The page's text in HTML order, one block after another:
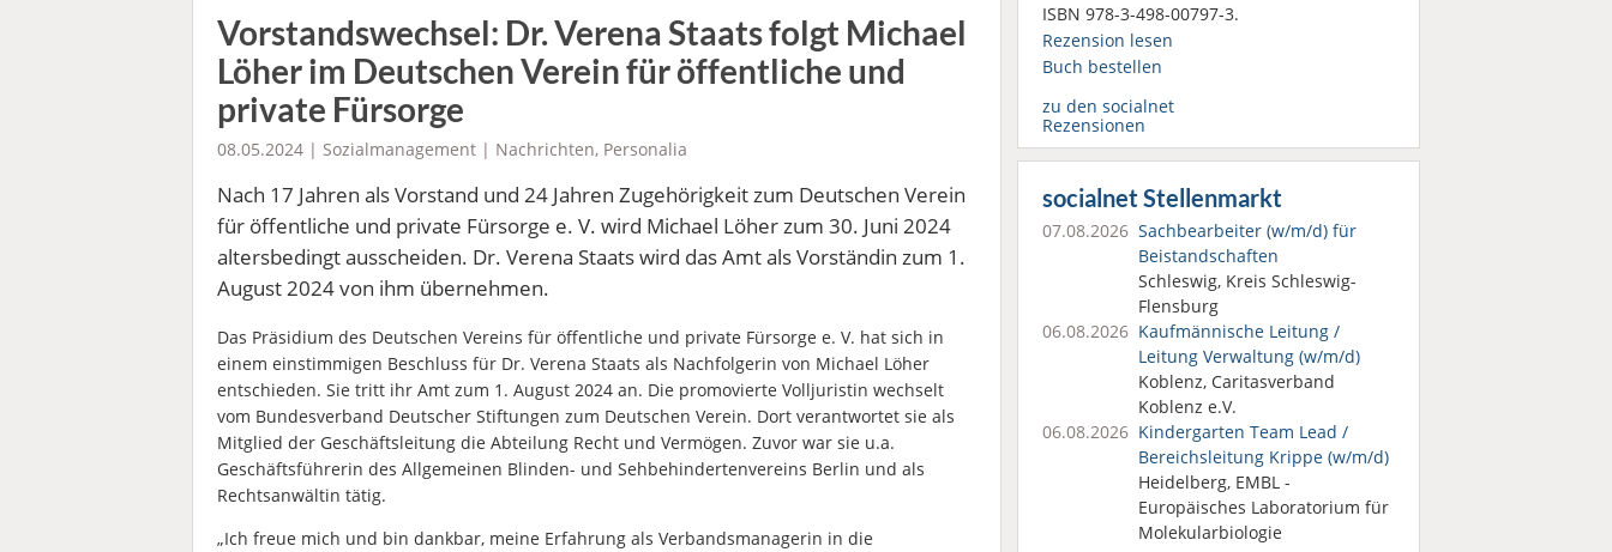
Vorstandswechsel: Dr. Verena Staats folgt Michael
Löher im Deutschen Verein für öffentliche und
private Fürsorge
08.05.2024 | Sozialmanagement | Nachrichten, Personalia
Nach 17 Jahren als Vorstand und 24 Jahren Zugehörigkeit zum Deutschen Verein
für öffentliche und private Fürsorge e. V. wird Michael Löher zum 30. Juni 2024
altersbedingt ausscheiden. Dr. Verena Staats wird das Amt als Vorständin zum 1.
August 2024 von ihm übernehmen.
Das Präsidium des Deutschen Vereins für öffentliche und private Fürsorge e. V. hat sich in
einem einstimmigen Beschluss für Dr. Verena Staats als Nachfolgerin von Michael Löher
entschieden. Sie tritt ihr Amt zum 1. August 2024 an. Die promovierte Volljuristin wechselt
vom Bundesverband Deutscher Stiftungen zum Deutschen Verein. Dort verantwortet sie als
Mitglied der Geschäftsleitung die Abteilung Recht und Vermögen. Zuvor war sie u.a.
Geschäftsführerin des Allgemeinen Blinden- und Sehbehindertenvereins Berlin und als
Rechtsanwältin tätig.
„Ich freue mich und bin dankbar, meine Erfahrung als Verbandsmanagerin in die
ISBN 978-3-498-00797-3.
Rezension lesen
Buch bestellen
zu den socialnet
Rezensionen
socialnet Stellenmarkt
07.08.2026 Sachbearbeiter (w/m/d) für
Beistandschaften
Schleswig, Kreis Schleswig-
Flensburg
06.08.2026 Kaufmännische Leitung /
Leitung Verwaltung (w/m/d)
Koblenz, Caritasverband
Koblenz e.V.
06.08.2026 Kindergarten Team Lead /
Bereichsleitung Krippe (w/m/d)
Heidelberg, EMBL -
Europäisches Laboratorium für
Molekularbiologie